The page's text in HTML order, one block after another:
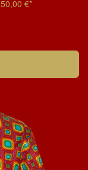
50,00 €*